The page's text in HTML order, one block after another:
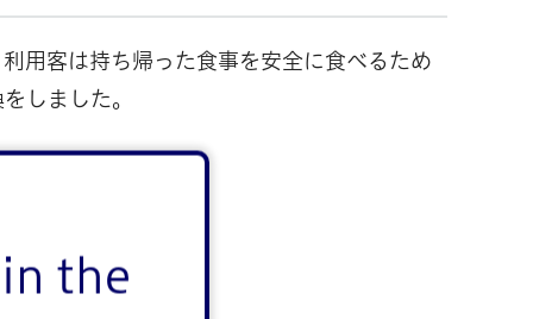
the
用客は持ち帰った食事を安全に食べるため
しました。